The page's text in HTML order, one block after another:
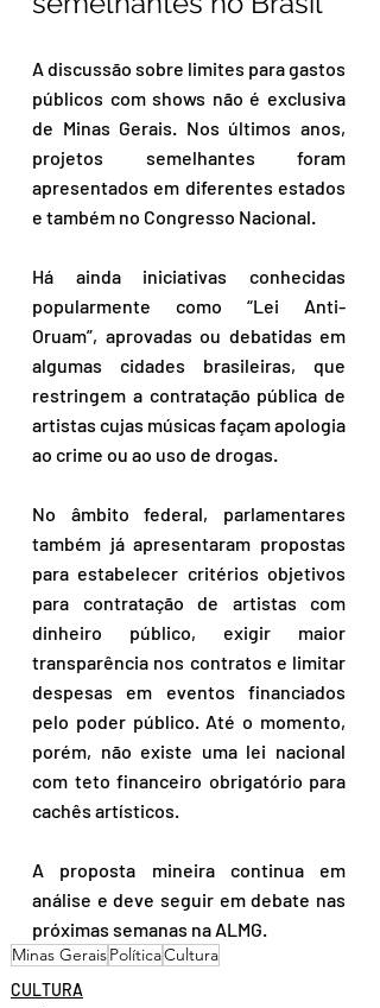
A discussão sobre limites para gastos
públicos com shows não é exclusiva
de Minas Gerais. Nos últimos anos,
projetos semelhantes foram
apresentados em diferentes estados
e também no Congresso Nacional.
Há ainda iniciativas conhecidas
popularmente como “Lei Anti-
Oruam”, aprovadas ou debatidas em
algumas cidades brasileiras, que
restringem a contratação pública de
artistas cujas músicas façam apologia
ao crime ou ao uso de drogas.
No âmbito federal, parlamentares
também já apresentaram propostas
para estabelecer critérios objetivos
para contratação de artistas com
dinheiro público, exigir maior
transparência nos contratos e limitar
despesas em eventos financiados
pelo poder público. Até o momento,
porém, não existe uma lei nacional
com teto financeiro obrigatório para
cachês artísticos.
A proposta mineira continua em
análise e deve seguir em debate nas
próximas semanas na ALMG.
Minas GeraisPolíticaCultura
CULTURA